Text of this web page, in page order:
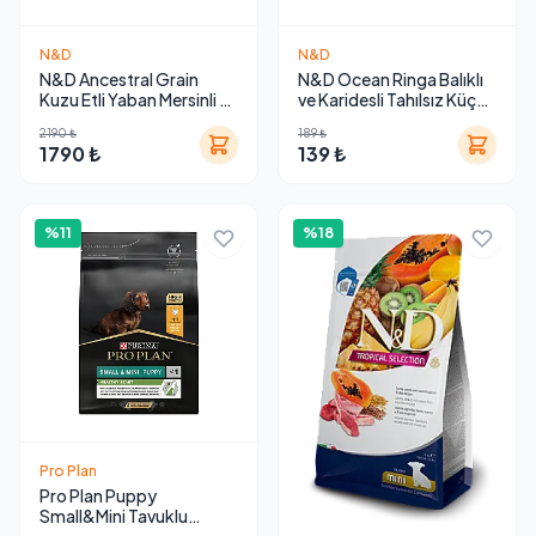
N&D
N&D Ancestral Grain
Kuzu Etli Yaban Mersinli ve
Yavru Köpek Maması
2190 ₺
1790 ₺
N&D
N&D Ocean Ringa Balıklı
ve Karidesli Tahılsız Küçük
Konservesi 140 gr
189 ₺
139 ₺
%11
Pro Plan
Pro Plan Puppy
Small&Mini Tavuklu
%18